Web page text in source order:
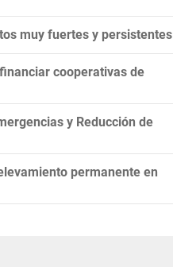
muy fuertes y persistentes
cooperativas de
y Reducción de
permanente en